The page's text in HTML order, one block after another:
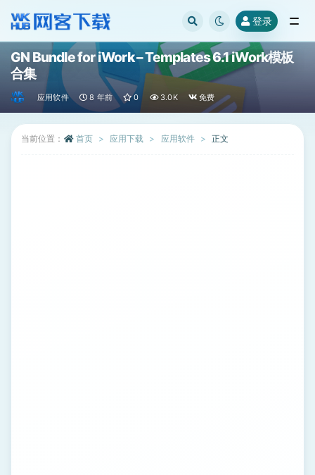
登录
GN Bundle for iWork – Templates 6.1 iWork模板
合集
应用软件 8 年前 0 3.0K 免费
当前位置： 首页 应用下载 应用软件 正文
全部